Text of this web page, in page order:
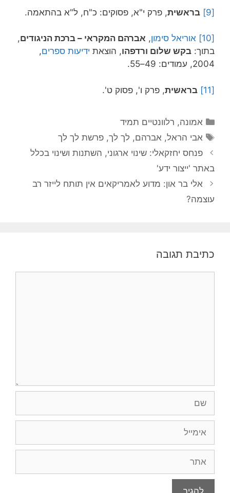
[9] בראשית, פרק י"א, פסוקים: כ"ח, ל"א בהתאמה.
[10] אוריאל סימון, אברהם המקראי – ברכת הניגודים,
בתוך: בקש שלום ורדפהו, הוצאת ידיעות ספרים,
2004, עמודים: 49–55.
[11] בראשית, פרק ו', פסוק ט'.
קטגוריות
אמונה, רלוונטיים תמיד
תגיות
אבי הראל, אברהם, לך לך,פרשת לך לך
פנחס יחזקאלי: שינוי ארגוני, השתנות ושינוי בכלל
באתר 'ייצור ידע'
אלי בר און: מדוע לאמריקאים אין תותח לייזר רב
עוצמה?
כתיבת תגובה